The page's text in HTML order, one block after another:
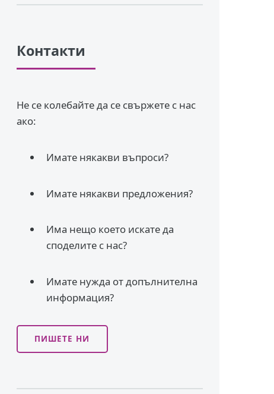
Контакти
Не се колебайте да се свържете с нас
ако:
Имате някакви въпроси?
Имате някакви предложения?
Има нещо което искате да
споделите с нас?
Имате нужда от допълнителна
информация?
ПИШЕТЕ НИ